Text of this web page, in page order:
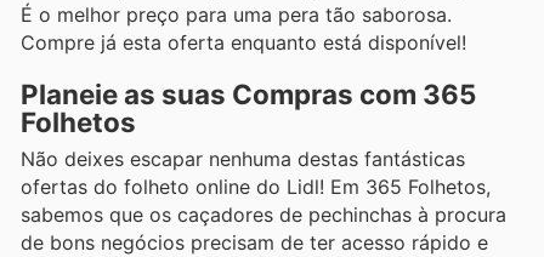
É o melhor preço para uma pera tão saborosa.
Compre já esta oferta enquanto está disponível!
Planeie as suas Compras com 365
Folhetos
Não deixes escapar nenhuma destas fantásticas
ofertas do folheto online do Lidl! Em 365 Folhetos,
sabemos que os caçadores de pechinchas à procura
de bons negócios precisam de ter acesso rápido e